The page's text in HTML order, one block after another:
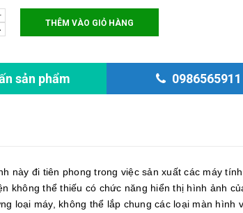
THÊM VÀO GIỎ HÀNG
sản phẩm 0986565911
này đi tiên phong trong việc sản xuất các máy tính
không thể thiếu có chức năng hiển thị hình ảnh
loại máy, không thể lắp chung các loại màn hình